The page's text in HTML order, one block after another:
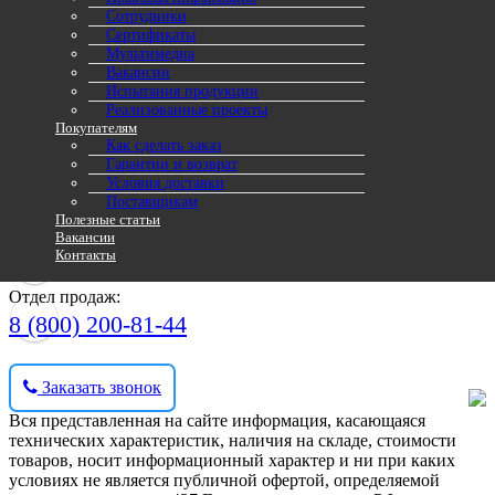
Сотрудники
Сертификаты
Мультимедиа
Вакансии
Испытания продукции
Реализованные проекты
Покупателям
Как сделать заказ
Гарантии и возврат
Условия доставки
Поставщикам
Полезные статьи
Вакансии
Контакты
346-00-00
Плиты перекрытия (ПБ)
Сваи забивные железобетонные
Железобетонные колонны
Фундаментные блоки
Брусковые перемычки
О компании
ГОСТы и серии
Фотогалерея
Контакты
Отдел продаж:
8 (800) 200-81-44
Заказать звонок
Вся представленная на сайте информация, касающаяся
технических характеристик, наличия на складе, стоимости
товаров, носит информационный характер и ни при каких
условиях не является публичной офертой, определяемой